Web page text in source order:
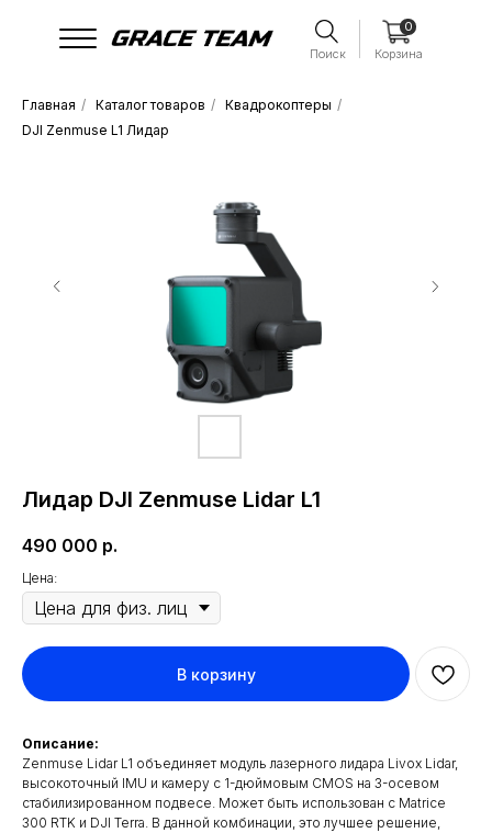
Поиск Корзина
0
Главная / Каталог товаров / Квадрокоптеры /
DJI Zenmuse L1 Лидар
Лидар DJI Zenmuse Lidar L1
490 000 р.
Цена:
В корзину
Описание:
Zenmuse Lidar L1 объединяет модуль лазерного лидара Livox Lidar,
высокоточный IMU и камеру с 1-дюймовым CMOS на 3-осевом
стабилизированном подвесе. Может быть использован с Matrice
300 RTK и DJI Terra. В данной комбинации, это лучшее решение,